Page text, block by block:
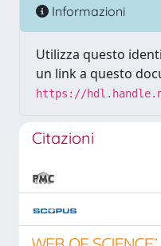
Informazioni
Utilizza questo
un link a questo
https://
Citazioni